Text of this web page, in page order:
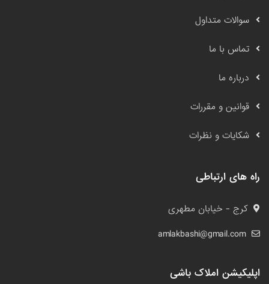
سوالات متداول
تماس با ما
درباره ما
قوانین و مقررات
شکایات و نظرات
راه های ارتباطی
کرج - خیابان مطهری
amlakbashi@gmail.com
اپلیکیشن املاک باشی